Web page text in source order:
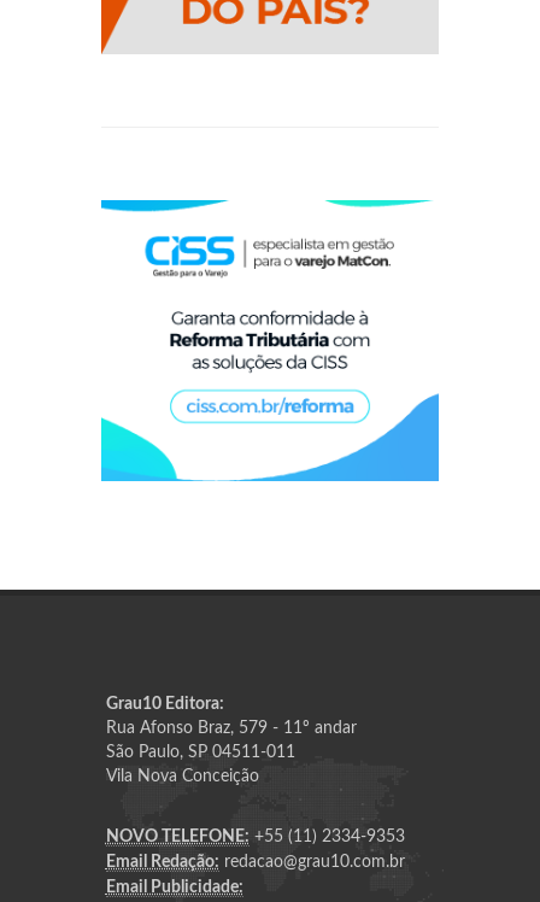
Grau10 Editora:
Rua Afonso Braz, 579 - 11º andar
São Paulo, SP 04511-011
Vila Nova Conceição
NOVO TELEFONE: +55 (11) 2334-9353
Email Redação: redacao@grau10.com.br
Email Publicidade: